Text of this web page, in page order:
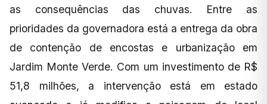
as consequências das chuvas. Entre as
prioridades da governadora está a entrega da obra
de contenção de encostas e urbanização em
Jardim Monte Verde. Com um investimento de R$
51,8 milhões, a intervenção está em estado